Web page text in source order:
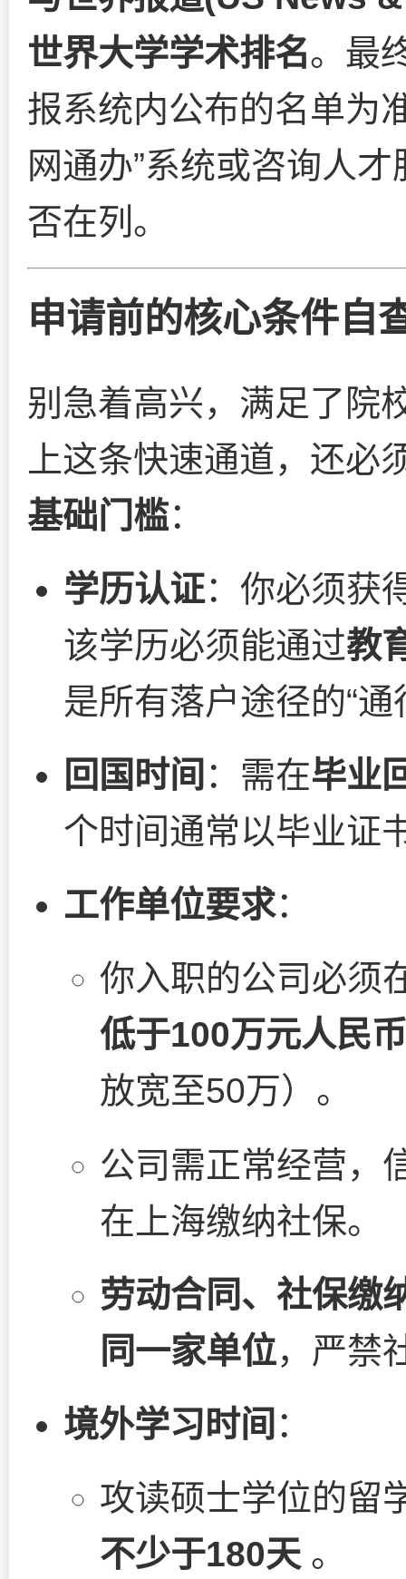
世界大学学术排名。最
报系统内公布的名单为
网通办”系统或咨询人
否在列。
申请前的核心条件自
别急着高兴，满足了院
上这条快速通道，还必
基础门槛：
学历认证：你必须获
该学历必须能通过教
是所有落户途径的“通
回国时间 ：需在毕业
个时间通常以毕业证
工作单位要求：
你入职的公司必须
低于100万元人民币
放宽至50万）。
公司需正常经营，
在上海缴纳社保。
劳动合同、社保缴
同一家单位，严禁
境外学习时间 ：
攻读硕士学位的留
不少于180天 。